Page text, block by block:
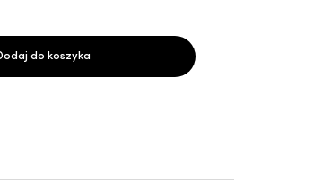
do koszyka